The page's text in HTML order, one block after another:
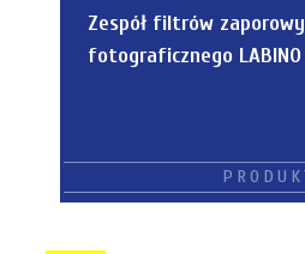
Zespół filtrów
fotograficznego LABINO